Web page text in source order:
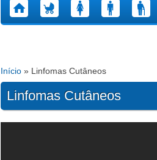
Está aqui
Início » Linfomas Cutâneos
Linfomas Cutâneos